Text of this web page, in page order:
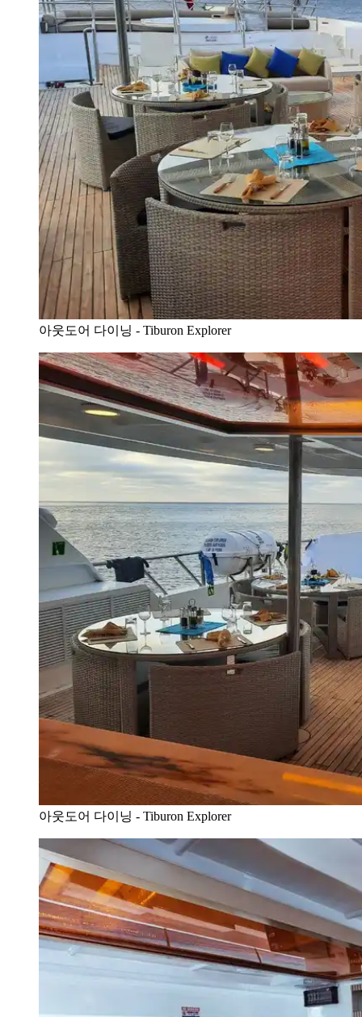
아웃도어 다이닝 - Tiburon Explorer
아웃도어 다이닝 - Tiburon Explorer